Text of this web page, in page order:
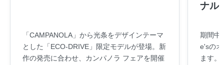
「CAMPANOLA」から光条をデザインテーマ
とした「ECO-DRIVE」限定モデルが登場。新
作の発売に合わせ、カンパノラ フェアを開催
ナル
期間中
e'sの
ます。